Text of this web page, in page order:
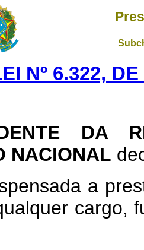
Nº 6.322,
DA
NACIONAL
a
cargo,